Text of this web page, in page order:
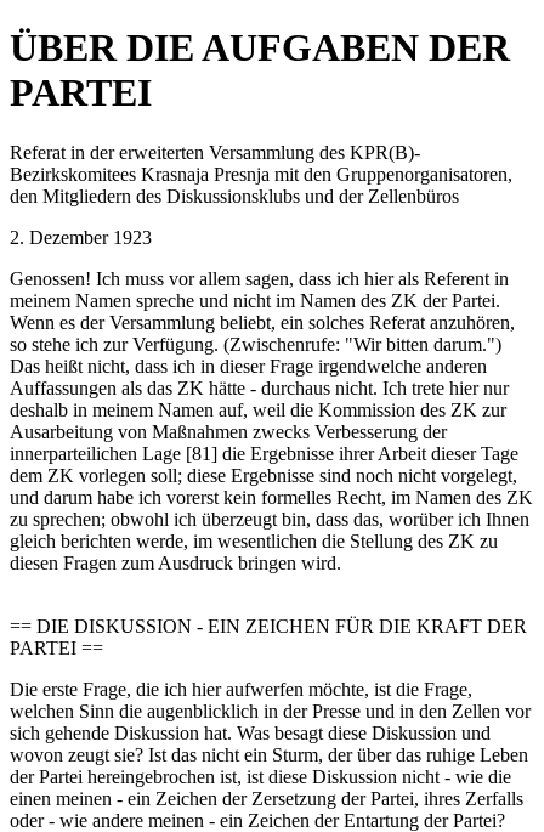
ÜBER DIE AUFGABEN DER
PARTEI
Referat in der erweiterten Versammlung des KPR(B)-
Bezirkskomitees Krasnaja Presnja mit den Gruppenorganisatoren,
den Mitgliedern des Diskussionsklubs und der Zellenbüros
2. Dezember 1923
Genossen! Ich muss vor allem sagen, dass ich hier als Referent in
meinem Namen spreche und nicht im Namen des ZK der Partei.
Wenn es der Versammlung beliebt, ein solches Referat anzuhören,
so stehe ich zur Verfügung. (Zwischenrufe: "Wir bitten darum.")
Das heißt nicht, dass ich in dieser Frage irgendwelche anderen
Auffassungen als das ZK hätte - durchaus nicht. Ich trete hier nur
deshalb in meinem Namen auf, weil die Kommission des ZK zur
Ausarbeitung von Maßnahmen zwecks Verbesserung der
innerparteilichen Lage [81] die Ergebnisse ihrer Arbeit dieser Tage
dem ZK vorlegen soll; diese Ergebnisse sind noch nicht vorgelegt,
und darum habe ich vorerst kein formelles Recht, im Namen des ZK
zu sprechen; obwohl ich überzeugt bin, dass das, worüber ich Ihnen
gleich berichten werde, im wesentlichen die Stellung des ZK zu
diesen Fragen zum Ausdruck bringen wird.
== DIE DISKUSSION - EIN ZEICHEN FÜR DIE KRAFT DER
PARTEI ==
Die erste Frage, die ich hier aufwerfen möchte, ist die Frage,
welchen Sinn die augenblicklich in der Presse und in den Zellen vor
sich gehende Diskussion hat. Was besagt diese Diskussion und
wovon zeugt sie? Ist das nicht ein Sturm, der über das ruhige Leben
der Partei hereingebrochen ist, ist diese Diskussion nicht - wie die
einen meinen - ein Zeichen der Zersetzung der Partei, ihres Zerfalls
oder - wie andere meinen - ein Zeichen der Entartung der Partei?